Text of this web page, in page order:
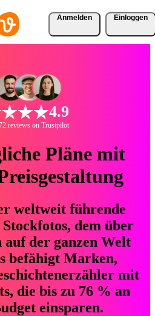
Anmelden Einloggen
4.9
reviews on Trustpilot
Pläne mit
weltweit führende
dem über
auf der ganzen Welt
befähigt Marken,
mit
die bis zu 76 % an
einsparen.